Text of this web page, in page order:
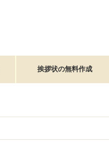
挨拶状の無料作成